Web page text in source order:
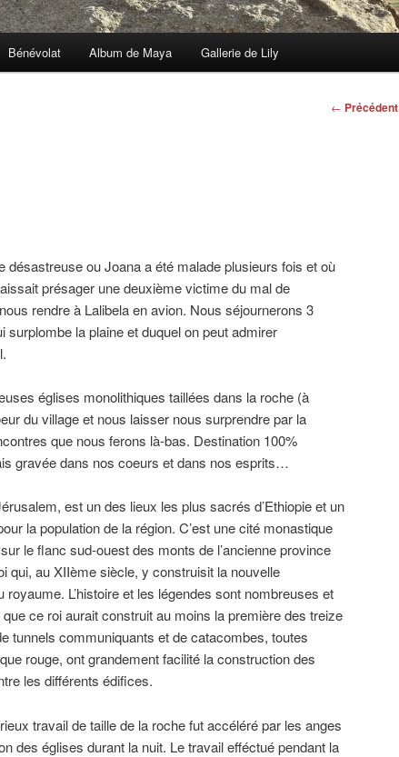
Bénévolat Album de Maya Gallerie de Lily
Navigation
← Précédent
désastreuse ou Joana a été malade plusieurs fois et où
présager une deuxième victime du mal de
rendre à Lalibela en avion. Nous séjournerons 3
surplombe la plaine et duquel on peut admirer
églises monolithiques taillées dans la roche (à
du village et nous laisser nous surprendre par la
que nous ferons là-bas. Destination 100%
gravée dans nos coeurs et dans nos esprits…
est un des lieux les plus sacrés d’Ethiopie et un
la population de la région. C’est une cité monastique
le flanc sud-ouest des monts de l’ancienne province
qui, au XIIème siècle, y construisit la nouvelle
L’histoire et les légendes sont nombreuses et
ce roi aurait construit au moins la première des treize
tunnels communiquants et de catacombes, toutes
rouge, ont grandement facilité la construction des
les différents édifices.
travail de taille de la roche fut accéléré par les anges
des églises durant la nuit. Le travail efféctué pendant la